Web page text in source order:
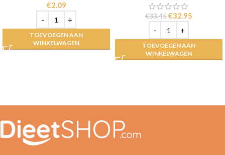
€2.09
TOEVOEGEN AAN
WINKELWAGEN
€33.45€32.95
TOEVOEGEN AAN
WINKELWAGEN